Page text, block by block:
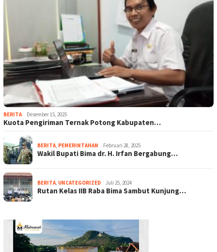
BERITA Desember 15, 2025
Kuota Pengiriman Ternak Potong Kabupaten…
BERITA PEMERINTAHAN Februari 28, 2025
Wakil Bupati Bima dr. H. Irfan Bergabung…
BERITA UNCATEGORIZED Juli 25, 2024
Rutan Kelas IIB Raba Bima Sambut Kunjung…